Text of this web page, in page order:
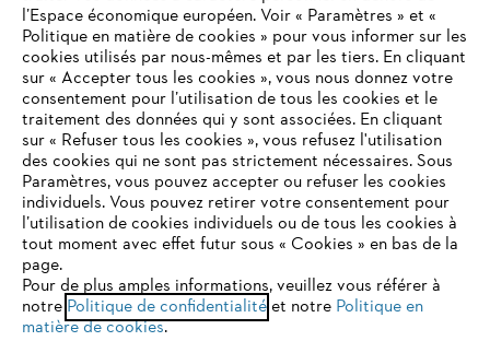
VOTRE NAVIGATEUR INTERNET
N'EST PLUS PRIS EN CHARGE
Vous utilisez un navigateur Internet que nous ne prenons plus
en charge, et certaines fonctionnalités de notre site ne
peuvent fonctionner correctement. Pour une utilisation
optimale de notre site, nous vous recommandons de passer à
l'un des navigateurs suivants :
l’Espace économique européen. Voir « Paramètres » et «
Politique en matière de cookies » pour vous informer sur les
cookies utilisés par nous-mêmes et par les tiers. En cliquant
sur « Accepter tous les cookies », vous nous donnez votre
consentement pour l’utilisation de tous les cookies et le
traitement des données qui y sont associées. En cliquant
sur « Refuser tous les cookies », vous refusez l'utilisation
des cookies qui ne sont pas strictement nécessaires. Sous
Paramètres, vous pouvez accepter ou refuser les cookies
individuels. Vous pouvez retirer votre consentement pour
l’utilisation de cookies individuels ou de tous les cookies à
tout moment avec effet futur sous « Cookies » en bas de la
page.
Pour de plus amples informations, veuillez vous référer à
notre Politique de confidentialitéet notre Politique en
matière de cookies.